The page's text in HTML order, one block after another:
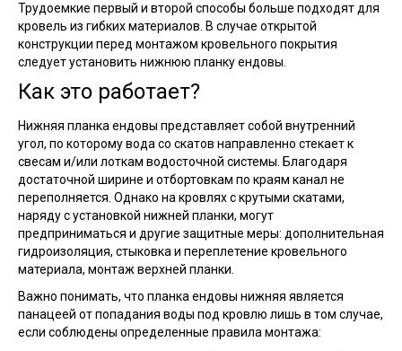
Трудоемкие первый и второй способы больше подходят для
кровель из гибких материалов. В случае открытой
конструкции перед монтажом кровельного покрытия
следует установить нижнюю планку ендовы.
Как это работает?
Нижняя планка ендовы представляет собой внутренний
угол, по которому вода со скатов направленно стекает к
свесам и/или лоткам водосточной системы. Благодаря
достаточной ширине и отбортовкам по краям канал не
переполняется. Однако на кровлях с крутыми скатами,
наряду с установкой нижней планки, могут
предприниматься и другие защитные меры: дополнительная
гидроизоляция, стыковка и переплетение кровельного
материала, монтаж верхней планки.
Важно понимать, что планка ендовы нижняя является
панацеей от попадания воды под кровлю лишь в том случае,
если соблюдены определенные правила монтажа: